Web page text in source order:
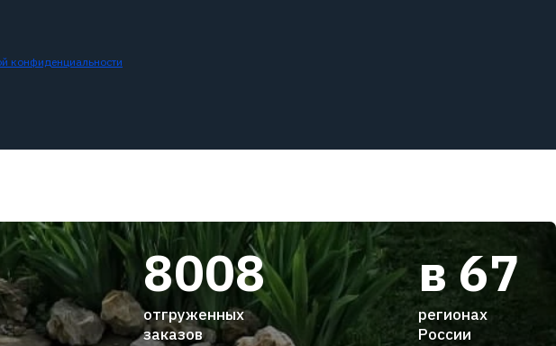
конфиденциальности
8008
отгруженных
заказов
в 67
регионах
России